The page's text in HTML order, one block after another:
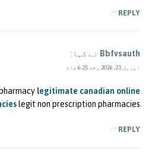
REPLY
Bbfvsauth نے کہا:
اپریل 23, 2026 وقت 6:25 شام
legitimate canadian online
legit non prescription pharmacies
REPLY